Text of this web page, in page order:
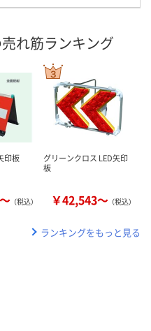
れ筋ランキング
印板
（税込）
グリーンクロス LED矢印
板
￥42,543～ （税込）
ランキングをもっと見る